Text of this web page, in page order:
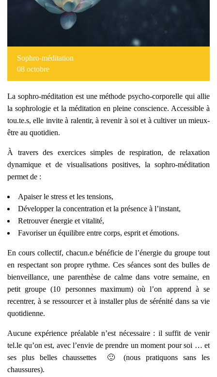
Sophro-méditation
08 octobre
La sophro-méditation est une méthode psycho-corporelle qui allie
la sophrologie et la méditation en pleine conscience. Accessible à
tou.te.s, elle invite à ralentir, à revenir à soi et à cultiver un mieux-
être au quotidien.
À travers des exercices simples de respiration, de relaxation
dynamique et de visualisations positives, la sophro-méditation
permet de :
Apaiser le stress et les tensions,
Développer la concentration et la présence à l’instant,
Retrouver énergie et vitalité,
Favoriser un équilibre entre corps, esprit et émotions.
En cours collectif, chacun.e bénéficie de l’énergie du groupe tout
en respectant son propre rythme. Ces séances sont des bulles de
bienveillance, une parenthèse de calme dans votre semaine, en
petit groupe (10 personnes maximum) où l’on apprend à se
recentrer, à se ressourcer et à installer plus de sérénité dans sa vie
quotidienne.
Aucune expérience préalable n’est nécessaire : il suffit de venir
tel.le qu’on est, avec l’envie de prendre un moment pour soi … et
ses plus belles chaussettes 🙂 (nous pratiquons sans les
chaussures).